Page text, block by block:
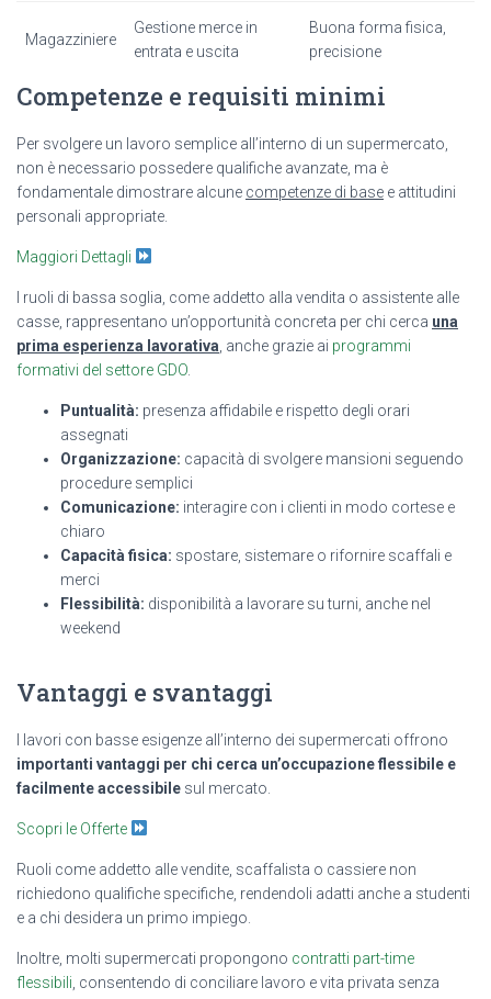
Magazziniere
Gestione merce in
entrata e uscita
Buona forma fisica,
precisione
Competenze e requisiti minimi
Per svolgere un lavoro semplice all’interno di un supermercato,
non è necessario possedere qualifiche avanzate, ma è
fondamentale dimostrare alcune competenze di base e attitudini
personali appropriate.
Maggiori Dettagli
I ruoli di bassa soglia, come addetto alla vendita o assistente alle
casse, rappresentano un’opportunità concreta per chi cerca una
prima esperienza lavorativa , anche grazie ai programmi
formativi del settore GDO
Puntualità: presenza affidabile e rispetto degli orari
assegnati
Organizzazione: capacità di svolgere mansioni seguendo
procedure semplici
Comunicazione: interagire con i clienti in modo cortese e
chiaro
Capacità fisica: spostare, sistemare o rifornire scaffali e
merci
Flessibilità: disponibilità a lavorare su turni, anche nel
weekend
Vantaggi e svantaggi
I lavori con basse esigenze all’interno dei supermercati offrono
importanti vantaggi per chi cerca un’occupazione flessibile e
facilmente accessibile sul mercato.
Scopri le Offerte
Ruoli come addetto alle vendite, scaffalista o cassiere non
richiedono qualifiche specifiche, rendendoli adatti anche a studenti
e a chi desidera un primo impiego.
Inoltre, molti supermercati propongono contratti part-time
flessibili , consentendo di conciliare lavoro e vita privata senza